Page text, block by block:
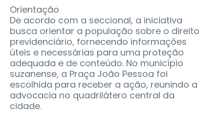
Orientação
De acordo com a seccional, a iniciativa
busca orientar a população sobre o direito
previdenciário, fornecendo informações
úteis e necessárias para uma proteção
adequada e de conteúdo. No município
suzanense, a Praça João Pessoa foi
escolhida para receber a ação, reunindo a
advocacia no quadrilátero central da
cidade.